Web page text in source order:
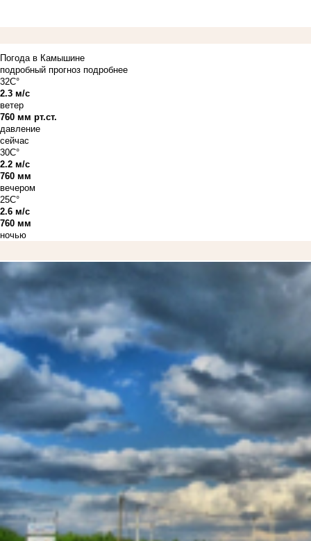
Погода в Камышине
подробный прогноз подробнее
32C°
2.3 м/с
ветер
760 мм рт.ст.
давление
сейчас
30C°
2.2 м/с
760 мм
вечером
25C°
2.6 м/с
760 мм
ночью